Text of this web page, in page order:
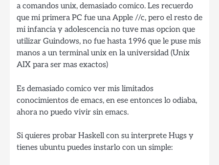
a comandos unix, demasiado comico. Les recuerdo
que mi primera PC fue una Apple //c, pero el resto de
mi infancia y adolescencia no tuve mas opcion que
utilizar Guindows, no fue hasta 1996 que le puse mis
manos a un terminal unix en la universidad (Unix
AIX para ser mas exactos)
Es demasiado comico ver mis limitados
conocimientos de emacs, en ese entonces lo odiaba,
ahora no puedo vivir sin emacs.
Si quieres probar Haskell con su interprete Hugs y
tienes ubuntu puedes instarlo con un simple: